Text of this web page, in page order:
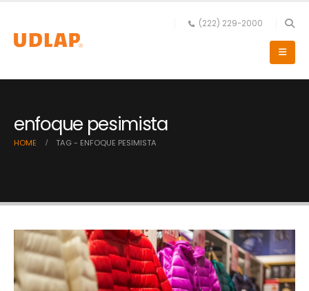
(222) 229-2000
enfoque pesimista
HOME TAG - ENFOQUE PESIMISTA